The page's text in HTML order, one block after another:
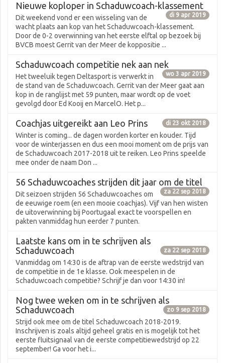
Nieuwe koploper in Schaduwcoach-klassement
di 9 apr 2019
Dit weekend vond er een wisseling van de
wacht plaats aan kop van het Schaduwcoach-klassement.
Door de 0-2 overwinning van het eerste elftal op bezoek bij
BVCB moest Gerrit van der Meer de koppositie ...
Schaduwcoach competitie nek aan nek
wo 3 apr 2019
Het tweeluik tegen Deltasport is verwerkt in
de stand van de Schaduwcoach. Gerrit van der Meer gaat aan
kop in de ranglijst met 59 punten, maar wordt op de voet
gevolgd door Ed Kooij en MarcelO. Het p...
Coachjas uitgereikt aan Leo Prins di 23 okt 2018
Winter is coming... de dagen worden korter en kouder. Tijd
voor de winterjassen en dus een mooi moment om de prijs van
de Schaduwcoach 2017-2018 uit te reiken. Leo Prins speelde
mee onder de naam Don ...
56 Schaduwcoaches strijden dit jaar om de titel
za 22 sep 2018
Dit seizoen strijden 56 Schaduwcoaches om
de eeuwige roem (en een mooie coachjas). Vijf van hen wisten
de uitoverwinning bij Poortugaal exact te voorspellen en
pakten vanmiddag hun eerder 7 punten.
Laatste kans om in te schrijven als
Schaduwcoach
za 22 sep 2018
Vanmiddag om 14:30 is de aftrap van de eerste wedstrijd van
de competitie in de 1e klasse. Ook meespelen in de
Schaduwcoach competitie? Schrijf je dan voor 14:30 in!
Nog twee weken om in te schrijven als
Schaduwcoach
zo 9 sep 2018
Strijd ook mee om de titel Schaduwcoach 2018-2019.
Inschrijven is zoals altijd geheel gratis en is mogelijk tot het
eerste fluitsignaal van de eerste competitiewedstrijd op 22
september! Ga voor het i...